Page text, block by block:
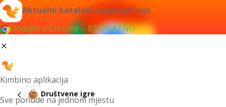
Aktualni katalozi uvijek pri ruci
Dodajte u Chrome – BESPLATNO
Kimbino aplikacija
Sve ponude na jednom mjestu
Društvene igre